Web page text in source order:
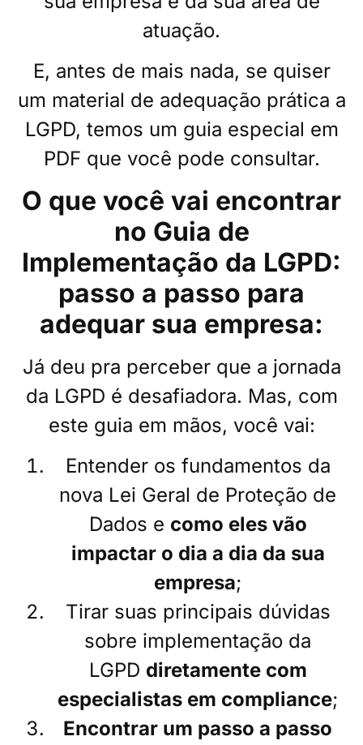
atuação.
E, antes de mais nada, se quiser
um material de adequação prática a
LGPD, temos um guia especial em
PDF que você pode consultar.
O que você vai encontrar
no Guia de
Implementação da LGPD:
passo a passo para
adequar sua empresa:
Já deu pra perceber que a jornada
da LGPD é desafiadora. Mas, com
este guia em mãos, você vai:
Entender os fundamentos da
nova Lei Geral de Proteção de
Dados e como eles vão
impactar o dia a dia da sua
empresa;
Tirar suas principais dúvidas
sobre implementação da
LGPD diretamente com
especialistas em compliance;
Encontrar um passo a passo